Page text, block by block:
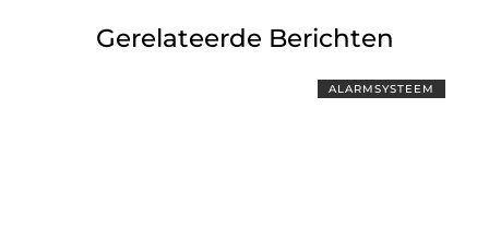
Gerelateerde Berichten
ALARMSYSTEEM